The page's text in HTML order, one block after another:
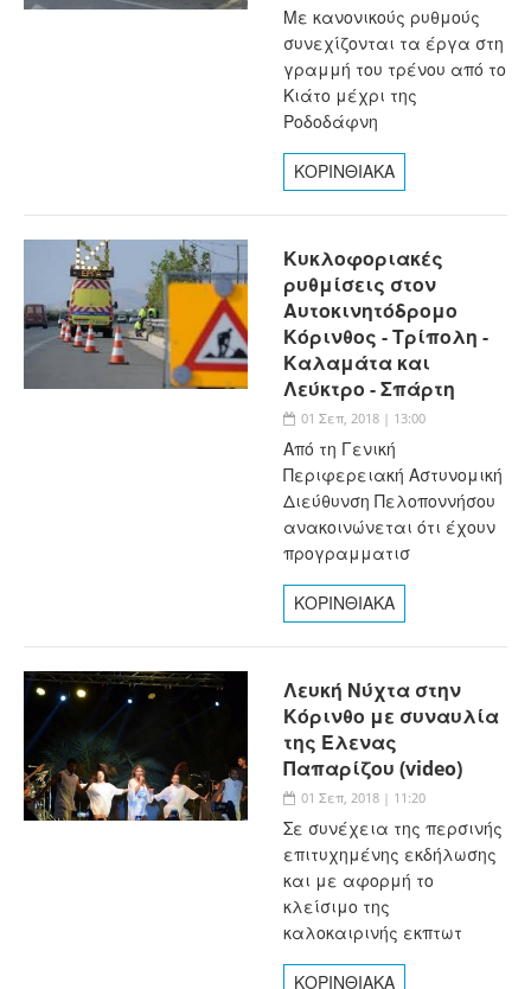
Με κανονικούς ρυθμούς
συνεχίζονται τα έργα στη
γραμμή του τρένου από το
Κιάτο μέχρι της
Ροδοδάφνη
ΚΟΡΙΝΘΙΑΚΑ
Κυκλοφοριακές
ρυθμίσεις στον
Αυτοκινητόδρομο
Κόρινθος - Τρίπολη -
Καλαμάτα και
Λεύκτρο - Σπάρτη
01 Σεπ, 2018 | 13:00
Από τη Γενική
Περιφερειακή Αστυνομική
Διεύθυνση Πελοποννήσου
ανακοινώνεται ότι έχουν
προγραμματισ
ΚΟΡΙΝΘΙΑΚΑ
Λευκή Νύχτα στην
Κόρινθο με συναυλία
της Έλενας
Παπαρίζου (video)
01 Σεπ, 2018 | 11:20
Σε συνέχεια της περσινής
επιτυχημένης εκδήλωσης
και με αφορμή το
κλείσιμο της
καλοκαιρινής εκπτωτ
ΚΟΡΙΝΘΙΑΚΑ